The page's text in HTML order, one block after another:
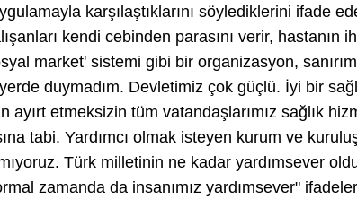
karşılaştıklarını söylediklerini ifade
kendi cebinden parasını verir, hastanın
market' sistemi gibi bir organizasyon,
duymadım. Devletimiz çok güçlü. İyi bir
ayırt etmeksizin tüm vatandaşlarımız sağlık
tabi. Yardımcı olmak isteyen kurum ve
Türk milletinin ne kadar yardımsever
zamanda da insanımız yardımsever"